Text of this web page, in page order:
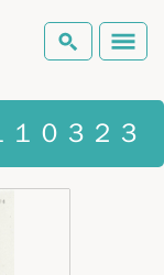
検索
０３２３